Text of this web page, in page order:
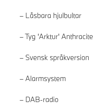
Låsbara hjulbultar
Tyg 'Arktur' Anthracite
Svensk språkversion
Alarmsystem
DAB-radio